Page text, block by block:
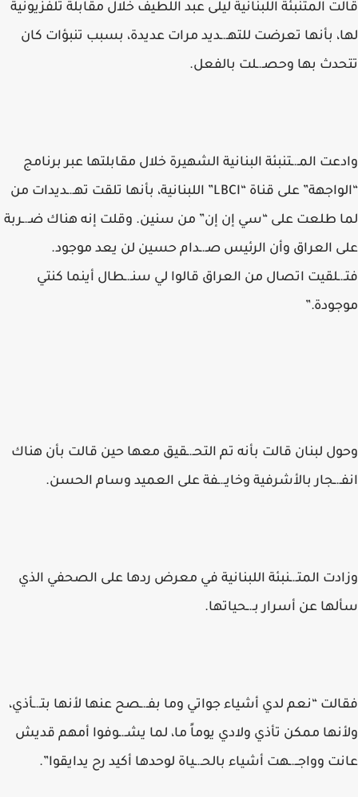
قالت المتنبئة اللبنانية ليلى عبد اللطيف خلال مقابلة تلفزيونية
لها، بأنها تعرضت للتهـ.ـديد مرات عديدة، بسبب تنبؤات كان
تتحدث بها وحصـ.ـلت بالفعل.
وادعت المـ.ـتنبئة البنانية الشهيرة خلال مقابلتها عبر برنامج
“الواجهة” على قناة “LBCI” اللبنانية، بأنها تلقت تهـ.ـديدات من
لما طلعت على “سي إن إن” من سنين. وقلت إنه هناك ضـ.ـربة
على العراق وأن الرئيس صـ.ـدام حسين لن يعد موجود.
فتـ.ـلقيت اتصال من العراق قالوا لي سنـ.ـطال أينما كنتي
موجودة.”
وحول لبنان قالت بأنه تم التحـ.ـقيق معها حين قالت بأن هناك
انفـ.ـجار بالأشرفية وخايـ.ـفة على العميد وسام الحسن.
وزادت المتـ.ـنبئة اللبنانية في معرض ردها على الصحفي الذي
سألها عن أسرار بـ.ـحياتها.
فقالت “نعم لدي أشياء جواتي وما بفـ.ـصح عنها لأنها بتـ.ـأذي،
ولأنها ممكن تأذي ولادي يوماً ما، لما يشـ.ـوفوا أمهم قديش
عانت وواجــ.ـهت أشياء بالحـ.ـياة لوحدها أكيد رح يدايقوا”.